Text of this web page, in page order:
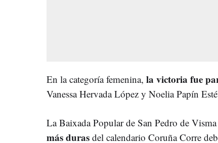
En la categoría femenina, la victoria fue
Vanessa Hervada López y Noelia Papín
La Baixada Popular de San Pedro de Visma
más duras del calendario Coruña Corre